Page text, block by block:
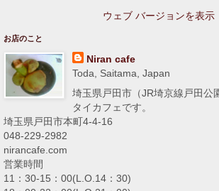
ウェブ バージョンを表示
お店のこと
Niran cafe
Toda, Saitama, Japan
埼玉県戸田市（JR埼京線戸田公
タイカフェです。
埼玉県戸田市本町4-4-16
048-229-2982
nirancafe.com
営業時間
11：30-15：00(L.O.14：30)